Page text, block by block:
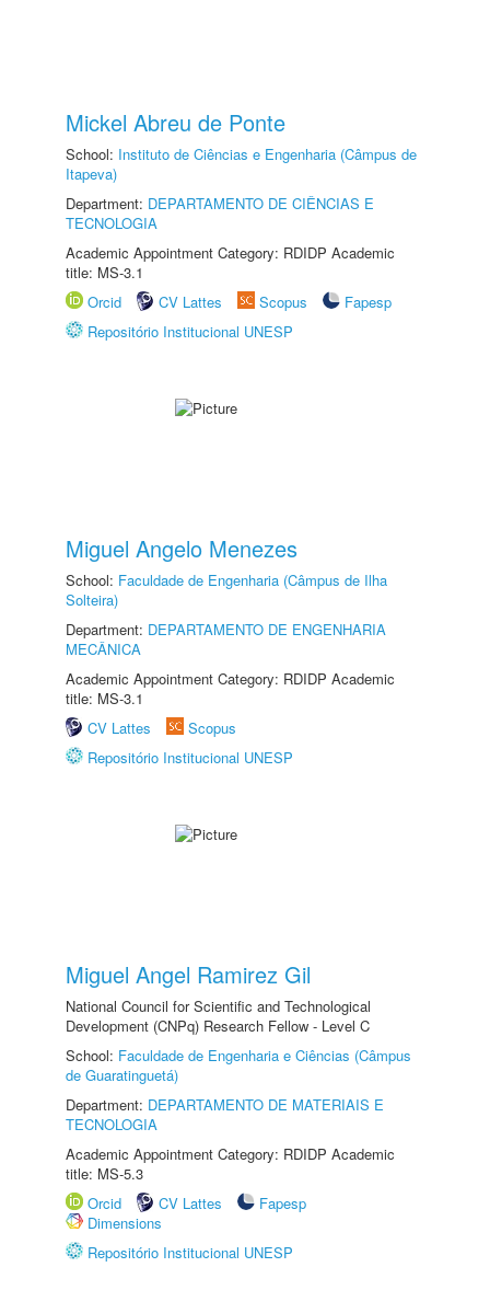
Mickel Abreu de Ponte
School: Instituto de Ciências e Engenharia (Câmpus de
Itapeva)
Department: DEPARTAMENTO DE CIÊNCIAS E
TECNOLOGIA
Academic Appointment Category: RDIDP Academic
title: MS-3.1
Orcid
CV Lattes Scopus
Fapesp
Repositório Institucional UNESP
Miguel Angelo Menezes
School: Faculdade de Engenharia (Câmpus de Ilha
Solteira)
Department: DEPARTAMENTO DE ENGENHARIA
MECÂNICA
Academic Appointment Category: RDIDP Academic
title: MS-3.1
CV Lattes
Scopus
Repositório Institucional UNESP
Miguel Angel Ramirez Gil
National Council for Scientific and Technological
Development (CNPq) Research Fellow - Level C
School: Faculdade de Engenharia e Ciências (Câmpus
de Guaratinguetá)
Department: DEPARTAMENTO DE MATERIAIS E
TECNOLOGIA
Academic Appointment Category: RDIDP Academic
title: MS-5.3
Orcid
CV Lattes
Fapesp
Dimensions
Repositório Institucional UNESP